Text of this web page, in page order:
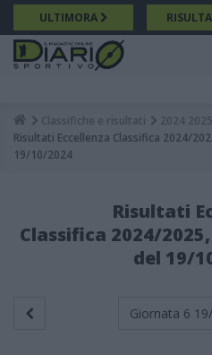
Salta
al
contenuto
principale
ULTIMORA
Breadcrumb
Classifiche e risultati 2024 2025
Risultati Eccellenza Classifica 2024/
19/10/2024
Risultati
Classifica 2024/
del 19/
Giornata 6